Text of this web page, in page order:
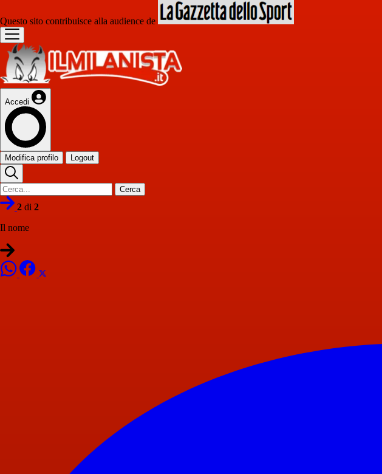
Questo sito contribuisce alla audience de
Accedi
Modifica profilo Logout
Cerca
2 di 2
Il nome